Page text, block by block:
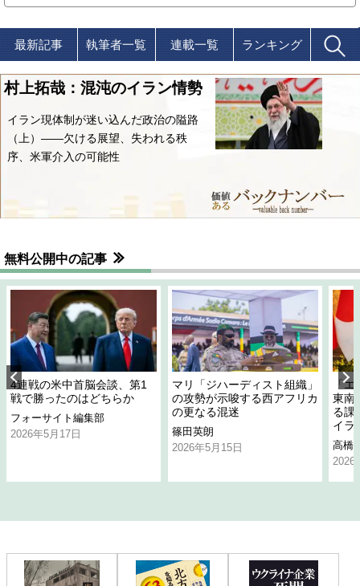
最新記事 執筆者一覧 連載一覧 ランキング
村上拓哉：混沌のイラン情勢
イラン現体制が迷い込んだ政治の隘路
（上）――欠ける展望、失われる秩
序、米軍介入の可能性
無料公開中の記事
4連戦の米中首脳会談、第1
戦で勝ったのはどちらか
フォーサイト編集部
2026年5月17日
マリ「ジハーディスト組織」
の攻勢が示唆する西アフリカ
の更なる混迷
篠田英朗
2026年5月15日
「
東南
る課
イラ
高橋
2026